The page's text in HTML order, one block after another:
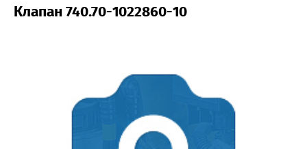
Клапан 740.70-1022860-10